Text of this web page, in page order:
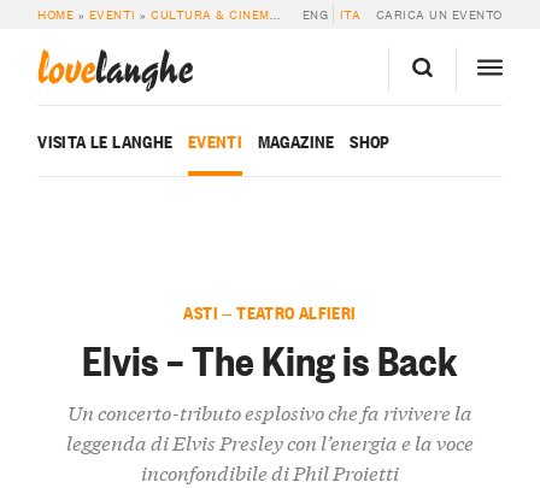
HOME » EVENTI »CULTURA & CINEMA » ELVIS – THE KING IS BACK
ENG ITA CARICA UN EVENTO
lovelanghe
VISITA LE LANGHE EVENTI MAGAZINE SHOP
ASTI — TEATRO ALFIERI
Elvis – The King is Back
Un concerto-tributo esplosivo che fa rivivere la
leggenda di Elvis Presley con l’energia e la voce
inconfondibile di Phil Proietti